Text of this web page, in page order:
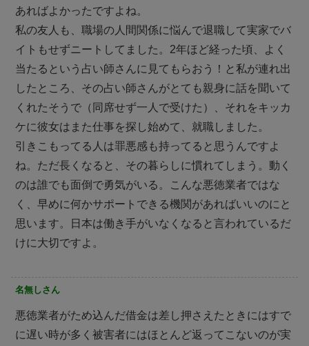
あればよかったですよね。
私の友人も、職場の人間関係に悩んで退職して実家でバ
イトもせずニートしてました。2年ほど経った頃、よく
当たるという占い師さんに見てもらおう！と私が連れ出
したところ、その占い師さんがとても親身に話を聞いて
くれたそうで（同席せず一人で受けた）、それをキッカ
ケに彼女はまた仕事を探し始めて、就職しました。
引きこもってる人は罪悪感も持ってると思うんですよ
ね。ただ長くなると、その暮らしに慣れてしまう。動く
のは誰でも面倒で勇気がいる。こんな悪徳業者ではな
く、早めに何かサポートできる機関があればいいのにと
思います。日本は働き手がいなくなると言われているだ
けに大切ですよ。
名無しさん
悪徳業者がため込んだ借金は差し押さえたときにはすで
に遅い時が多く被害者にはほとんど返ってこないのが実